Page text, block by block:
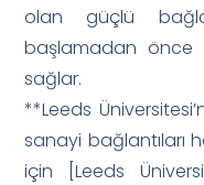
olan güçlü
başlamadan önce
sağlar.
**Leeds
sanayi bağlantıları
için [Leeds